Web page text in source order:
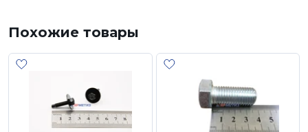
Похожие товары